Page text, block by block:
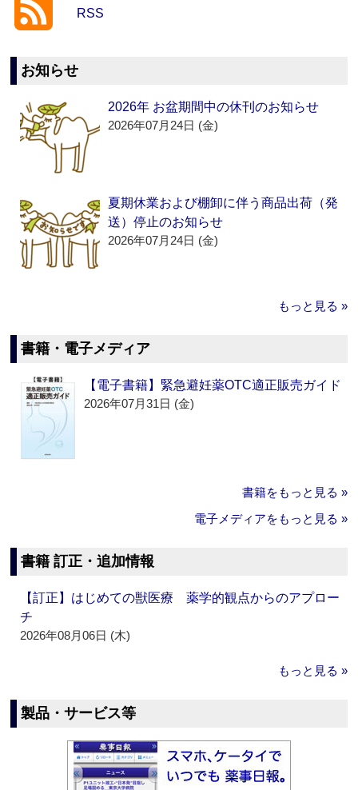
RSS
お知らせ
2026年 お盆期間中の休刊のお知らせ
2026年07月24日 (金)
夏期休業および棚卸に伴う商品出荷（発
送）停止のお知らせ
2026年07月24日 (金)
もっと見る »
書籍・電子メディア
【電子書籍】緊急避妊薬OTC適正販売ガイド
2026年07月31日 (金)
書籍をもっと見る »
電子メディアをもっと見る »
書籍 訂正・追加情報
【訂正】はじめての獣医療 薬学的観点からのアプロー
チ
2026年08月06日 (木)
もっと見る »
製品・サービス等